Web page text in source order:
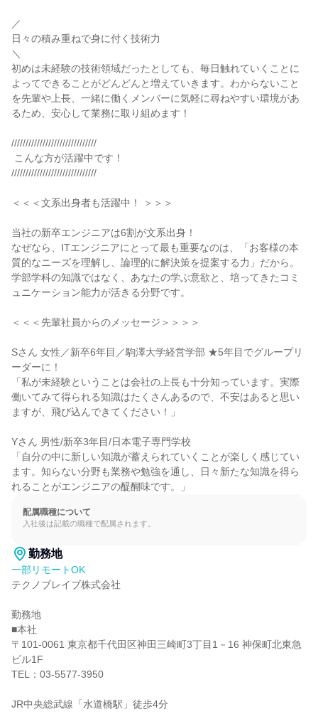
／
日々の積み重ねで身に付く技術力
＼
初めは未経験の技術領域だったとしても、毎日触れていくことに
よってできることがどんどんと増えていきます。わからないこと
を先輩や上長、一緒に働くメンバーに気軽に尋ねやすい環境があ
るため、安心して業務に取り組めます！
//////////////////////////////
//////////////////////////////
＜＜＜文系出身者も活躍中！ ＞＞＞
当社の新卒エンジニアは6割が文系出身！
なぜなら、ITエンジニアにとって最も重要なのは、「お客様の本
質的なニーズを理解し、論理的に解決策を提案する力」だから。
学部学科の知識ではなく、あなたの学ぶ意欲と、培ってきたコミ
ュニケーション能力が活きる分野です。
＜＜＜先輩社員からのメッセージ＞＞＞＞
Sさん 女性／新卒6年目／駒澤大学経営学部 ★5年目でグループリ
ーダーに！
「私が未経験ということは会社の上長も十分知っています。実際
働いてみて得られる知識はたくさんあるので、不安はあると思い
ますが、飛び込んできてください！」
Yさん 男性/新卒3年目/日本電子専門学校
「自分の中に新しい知識が蓄えられていくことが楽しく感じてい
ます。知らない分野も業務や勉強を通し、日々新たな知識を得ら
れることがエンジニアの醍醐味です。」
配属職種について
入社後は記載の職種で配属されます。
勤務地
一部リモートOK
テクノブレイブ株式会社
勤務地
■本社
〒101-0061 東京都千代田区神田三崎町3丁目1－16 神保町北東急
ビル1F
TEL：03-5577-3950
JR中央総武線「水道橋駅」徒歩4分